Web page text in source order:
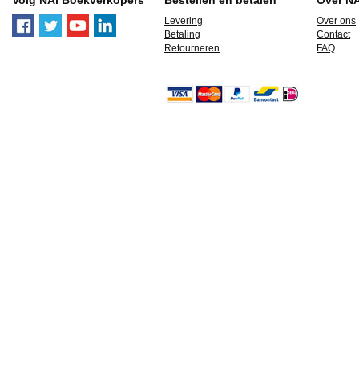
Levering
Betaling
Retourneren
Over ons
Contact
FAQ